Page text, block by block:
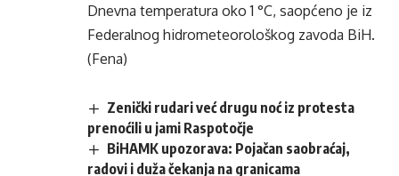
Dnevna temperatura oko 1 °C, saopćeno je iz
Federalnog hidrometeorološkog zavoda BiH.
(Fena)
Zenički rudari već drugu noć iz protesta
prenoćili u jami Raspotočje
BiHAMK upozorava: Pojačan saobraćaj,
radovi i duža čekanja na granicama